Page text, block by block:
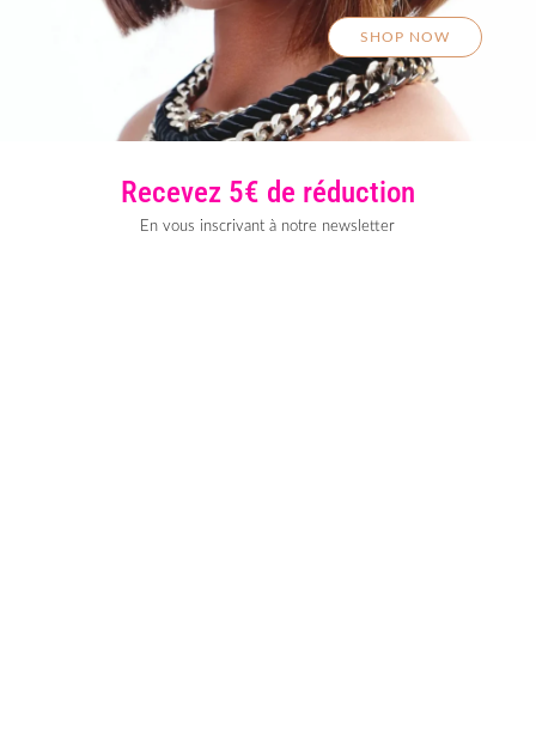
SHOP NOW
Recevez 5€ de réduction
En vous inscrivant à notre newsletter